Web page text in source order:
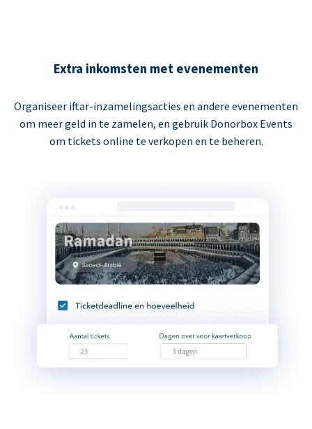
Extra inkomsten met evenementen
Organiseer iftar-inzamelingsacties en andere evenementen
om meer geld in te zamelen, en gebruik Donorbox Events
om tickets online te verkopen en te beheren.